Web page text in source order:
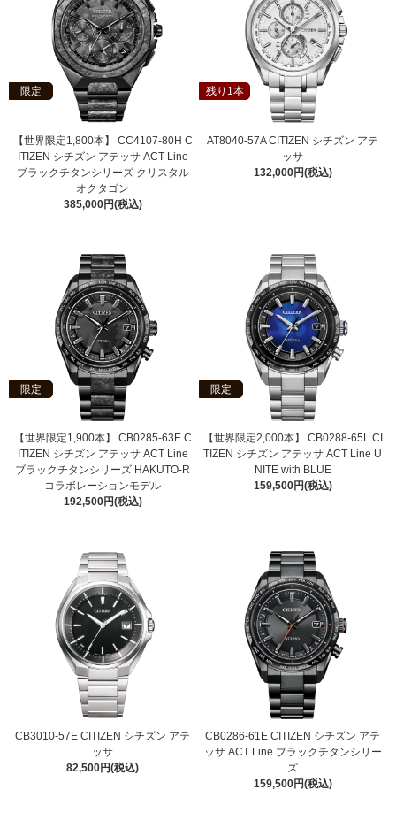
限定
【世界限定1,800本】 CC4107-80H C
ITIZEN シチズン アテッサ ACT Line
ブラックチタンシリーズ クリスタル
オクタゴン
385,000円(税込)
残り1本
AT8040-57A CITIZEN シチズン アテ
ッサ
132,000円(税込)
限定
【世界限定1,900本】 CB0285-63E C
ITIZEN シチズン アテッサ ACT Line
ブラックチタンシリーズ HAKUTO-R
コラボレーションモデル
192,500円(税込)
限定
【世界限定2,000本】 CB0288-65L CI
TIZEN シチズン アテッサ ACT Line U
NITE with BLUE
159,500円(税込)
CB3010-57E CITIZEN シチズン アテ
ッサ
82,500円(税込)
CB0286-61E CITIZEN シチズン アテ
ッサ ACT Line ブラックチタンシリー
ズ
159,500円(税込)